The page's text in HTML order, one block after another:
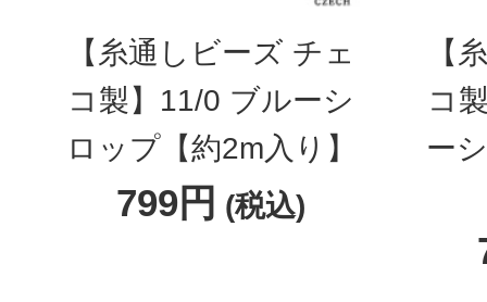
【糸通しビーズ チェ
コ製】11/0 ブルーシ
ロップ【約2m入り】
799円 (税込)
【
コ
ー